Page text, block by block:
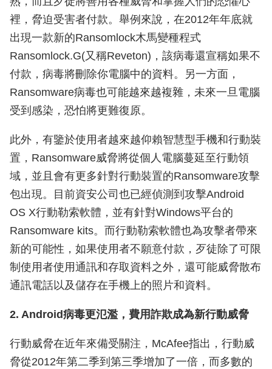
裡，脅迫受害者付款。舉例來說，在2012年年底就
出現一款新的Ransomlock木馬變種程式
Ransomlock.G(又稱Reveton)，該病毒還宣稱如果不
付款，病毒將刪除你電腦中的資料。另一方面，
Ransomware病毒也可能越來越複雜，未來一旦電腦
受到感染，恐怕將更難復原。
此外，有鑒於使用者越來越仰賴智慧型手機和行動裝
置，Ransomware威脅將從個人電腦蔓延至行動領
域，並且會有更多針對行動裝置的Ransomware攻擊
包出現。目前資安公司也已經偵測到攻擊Android
OS X行動勒索軟體，並有針對Windows平台的
Ransomware kits。而行動勒索軟體也為攻擊者帶來
新的可能性，如果使用者不願意付款，歹徒除了可限
制使用者使用通訊和存取資料之外，還可能威脅散布
通訊電話以及儲存在手機上的照片和資料。
2. Android病毒更氾濫，費用詐欺成為新行動威脅
行動威脅在近年來備受關注，McAfee指出，行動威
脅從2012年第二季到第三季增加了一倍，而多數的